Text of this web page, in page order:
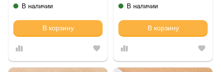
В наличии
В корзину
В наличии
В корзину